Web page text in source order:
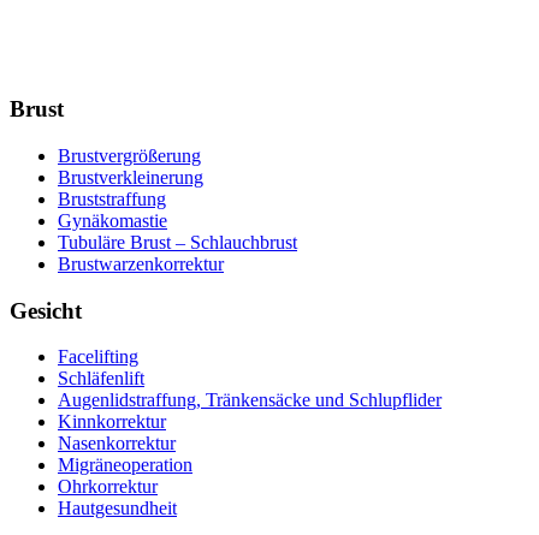
Brust
Brustvergrößerung
Brustverkleinerung
Bruststraffung
Gynäkomastie
Tubuläre Brust – Schlauchbrust
Brustwarzenkorrektur
Gesicht
Facelifting
Schläfenlift
Augenlidstraffung, Tränkensäcke und Schlupflider
Kinnkorrektur
Nasenkorrektur
Migräneoperation
Ohrkorrektur
Hautgesundheit